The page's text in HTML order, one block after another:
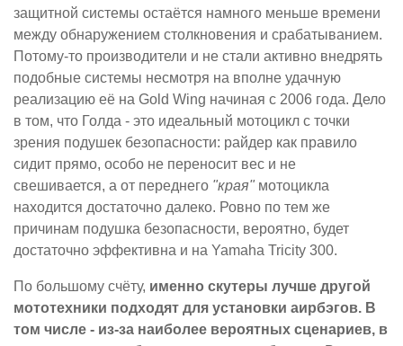
защитной системы остаётся намного меньше времени
между обнаружением столкновения и срабатыванием.
Потому-то производители и не стали активно внедрять
подобные системы несмотря на вполне удачную
реализацию её на Gold Wing начиная с 2006 года. Дело
в том, что Голда - это идеальный мотоцикл с точки
зрения подушек безопасности: райдер как правило
сидит прямо, особо не переносит вес и не
свешивается, а от переднего "края" мотоцикла
находится достаточно далеко. Ровно по тем же
причинам подушка безопасности, вероятно, будет
достаточно эффективна и на Yamaha Tricity 300.
По большому счёту, именно скутеры лучше другой
мототехники подходят для установки аирбэгов. В
том числе - из-за наиболее вероятных сценариев, в